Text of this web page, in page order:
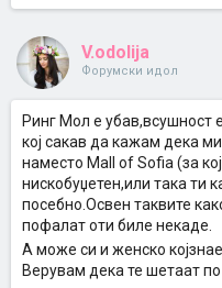
V.odolija
Форумски идол
Ринг Мол е убав,всушност
кој сакав да кажам дека
наместо Mall of Sofia (за
нискобуџетен,или така ти
посебно.Освен таквите
пофалат оти биле некаде.
А може си и женско
Верувам дека те шетаат по